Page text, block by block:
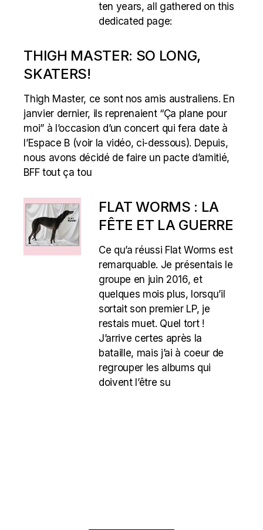
ten years, all gathered on this
dedicated page:
THIGH MASTER: SO LONG,
SKATERS!
Thigh Master, ce sont nos amis australiens. En
janvier dernier, ils reprenaient “Ça plane pour
moi” à l’occasion d’un concert qui fera date à
l’Espace B (voir la vidéo, ci-dessous). Depuis,
nous avons décidé de faire un pacte d’amitié,
BFF tout ça tou
FLAT WORMS : LA
FÊTE ET LA GUERRE
Ce qu’a réussi Flat Worms est
remarquable. Je présentais le
groupe en juin 2016, et
quelques mois plus, lorsqu’il
sortait son premier LP, je
restais muet. Quel tort !
J’arrive certes après la
bataille, mais j’ai à coeur de
regrouper les albums qui
doivent l’être su